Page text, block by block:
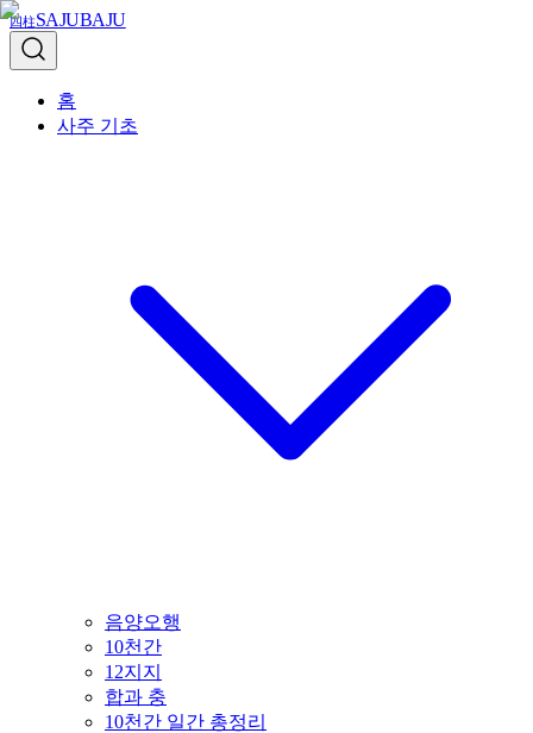
四柱SAJUBAJU
홈
사주 기초
음양오행
10천간
12지지
합과 충
10천간 일간 총정리